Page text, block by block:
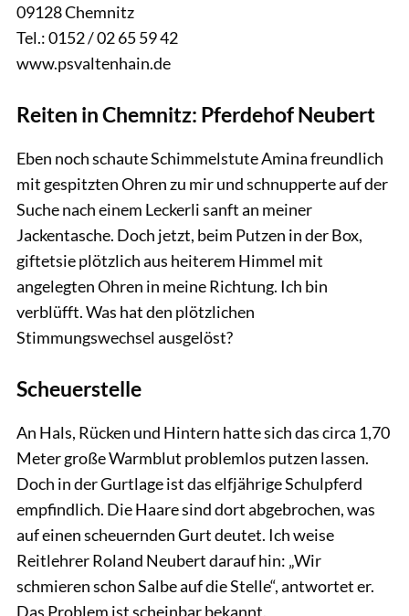
09128 Chemnitz
Tel.: 0152 / 02 65 59 42
www.psvaltenhain.de
Reiten in Chemnitz: Pferdehof Neubert
Eben noch schaute Schimmelstute Amina freundlich
mit gespitzten Ohren zu mir und schnupperte auf der
Suche nach einem Leckerli sanft an meiner
Jackentasche. Doch jetzt, beim Putzen in der Box,
giftetsie plötzlich aus heiterem Himmel mit
angelegten Ohren in meine Richtung. Ich bin
verblüfft. Was hat den plötzlichen
Stimmungswechsel ausgelöst?
Scheuerstelle
An Hals, Rücken und Hintern hatte sich das circa 1,70
Meter große Warmblut problemlos putzen lassen.
Doch in der Gurtlage ist das elfjährige Schulpferd
empfindlich. Die Haare sind dort abgebrochen, was
auf einen scheuernden Gurt deutet. Ich weise
Reitlehrer Roland Neubert darauf hin: „Wir
schmieren schon Salbe auf die Stelle“, antwortet er.
Das Problem ist scheinbar bekannt.